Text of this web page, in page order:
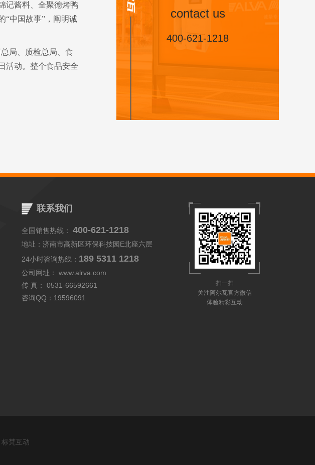
记酱料、全聚德烤鸭
“中国故事”，阐明诚
局、质检总局、食
活动。整个食品安全
contact us
400-621-1218
联系我们
全国销售热线：400-621-1218
地址：济南市高新区环保科技园E北座六层
24小时咨询热线： 189 5311 1218
公司网址：www.alrva.com
传 真： 0531-66592661
咨询QQ： 19596091
扫一扫
关注阿尔瓦官方微信
体验精彩互动
梵互动